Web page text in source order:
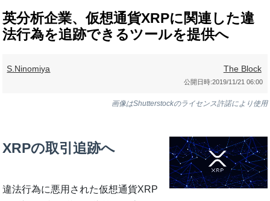
英分析企業、仮想通貨XRPに関連した違
法行為を追跡できるツールを提供へ
S.Ninomiya The Block
公開日時:2019/11/21 06:00
画像はShutterstockのライセンス許諾により使用
XRPの取引追跡へ
違法行為に悪用された仮想通貨XRP